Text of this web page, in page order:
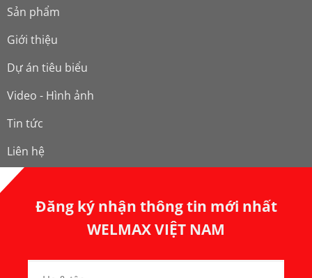
Sản phẩm
Giới thiệu
Dự án tiêu biểu
Video - Hình ảnh
Tin tức
Liên hệ
Đăng ký nhận thông tin mới nhất
WELMAX VIỆT NAM